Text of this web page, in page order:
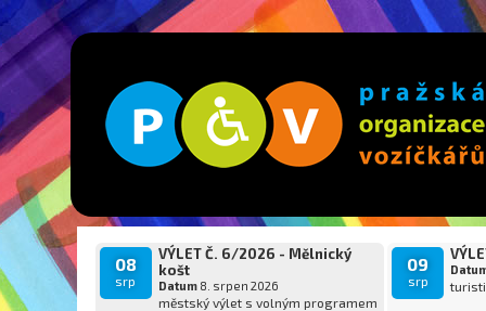
08
srp
VÝLET Č. 6/2026 - Mělnický
košt
Datum8. srpen 2026
městský výlet s volným programem
09
srp